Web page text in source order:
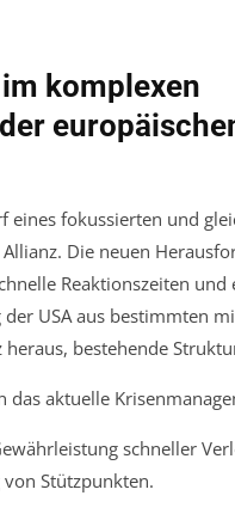
komplexen
eines fokussierten und
Die neuen
Reaktionszeiten und
USA aus bestimmten
bestehende
das aktuelle
schneller
Stützpunkten.